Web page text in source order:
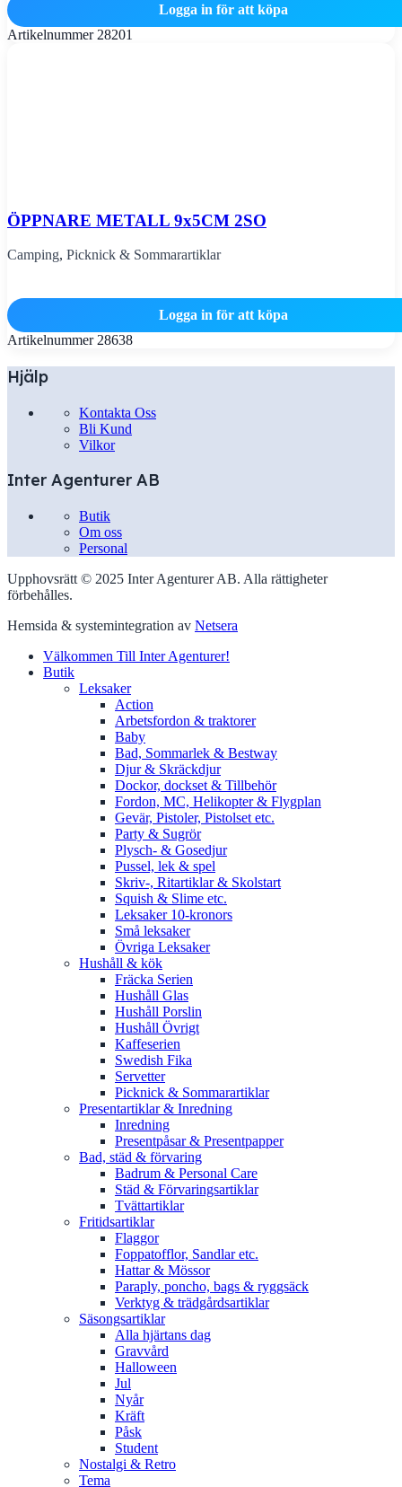
Logga in för att köpa
Artikelnummer 28201
ÖPPNARE METALL 9x5CM 2SO
Camping, Picknick & Sommarartiklar
Logga in för att köpa
Artikelnummer 28638
Hjälp
Kontakta Oss
Bli Kund
Vilkor
Inter Agenturer AB
Butik
Om oss
Personal
Upphovsrätt © 2025 Inter Agenturer AB. Alla rättigheter
förbehålles.
Hemsida & systemintegration av Netsera
Välkommen Till Inter Agenturer!
Butik
Leksaker
Action
Arbetsfordon & traktorer
Baby
Bad, Sommarlek & Bestway
Djur & Skräckdjur
Dockor, dockset & Tillbehör
Fordon, MC, Helikopter & Flygplan
Gevär, Pistoler, Pistolset etc.
Party & Sugrör
Plysch- & Gosedjur
Pussel, lek & spel
Skriv-, Ritartiklar & Skolstart
Squish & Slime etc.
Leksaker 10-kronors
Små leksaker
Övriga Leksaker
Hushåll & kök
Fräcka Serien
Hushåll Glas
Hushåll Porslin
Hushåll Övrigt
Kaffeserien
Swedish Fika
Servetter
Picknick & Sommarartiklar
Presentartiklar & Inredning
Inredning
Presentpåsar & Presentpapper
Bad, städ & förvaring
Badrum & Personal Care
Städ & Förvaringsartiklar
Tvättartiklar
Fritidsartiklar
Flaggor
Foppatofflor, Sandlar etc.
Hattar & Mössor
Paraply, poncho, bags & ryggsäck
Verktyg & trädgårdsartiklar
Säsongsartiklar
Alla hjärtans dag
Gravvård
Halloween
Jul
Nyår
Kräft
Påsk
Student
Nostalgi & Retro
Tema